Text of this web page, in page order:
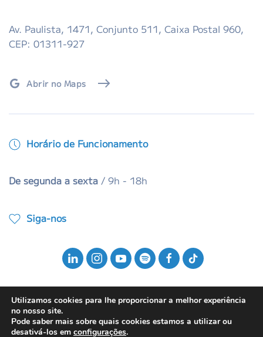
Av. Paulista, 1471, Conjunto 511, Caixa Postal 960,
CEP: 01311-927
Abrir no Maps
Horário de Funcionamento
De segunda a sexta / 9h - 18h
Siga-nos
© 2025 ABMI - Associação Brasileira da Música
Utilizamos cookies para lhe proporcionar a melhor experiência
no nosso site.
Pode saber mais sobre quais cookies estamos a utilizar ou
desativá-los em configurações.